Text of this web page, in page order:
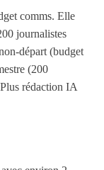
comms. Elle
journalistes
départ (budget
(200
rédaction IA